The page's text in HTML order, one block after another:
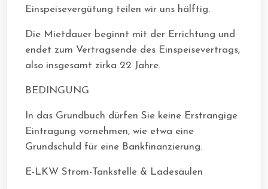
Einspeisevergütung teilen wir uns hälftig.
Die Mietdauer beginnt mit der Errichtung und
endet zum Vertragsende des Einspeisevertrags,
also insgesamt zirka 22 Jahre.
BEDINGUNG
In das Grundbuch dürfen Sie keine Erstrangige
Eintragung vornehmen, wie etwa eine
Grundschuld für eine Bankfinanzierung.
E-LKW Strom-Tankstelle & Ladesäulen